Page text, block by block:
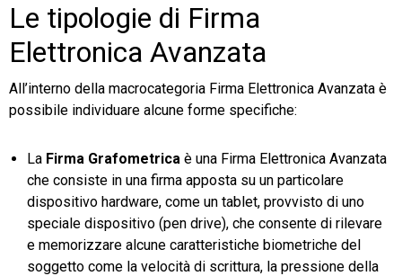
Le tipologie di Firma
Elettronica Avanzata
All’interno della macrocategoria Firma Elettronica Avanzata è
possibile individuare alcune forme specifiche:
La Firma Grafometrica è una Firma Elettronica Avanzata
che consiste in una firma apposta su un particolare
dispositivo hardware, come un tablet, provvisto di uno
speciale dispositivo (pen drive), che consente di rilevare
e memorizzare alcune caratteristiche biometriche del
soggetto come la velocità di scrittura, la pressione della